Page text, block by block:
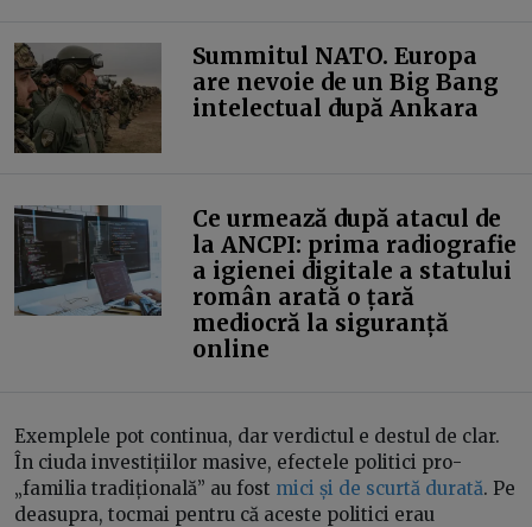
Summitul NATO. Europa
are nevoie de un Big Bang
intelectual după Ankara
Ce urmează după atacul de
la ANCPI: prima radiografie
a igienei digitale a statului
român arată o țară
mediocră la siguranță
online
Exemplele pot continua, dar verdictul e destul de clar.
În ciuda investițiilor masive, efectele politici pro-
„familia tradițională” au fost mici și de scurtă durată. Pe
deasupra, tocmai pentru că aceste politici erau